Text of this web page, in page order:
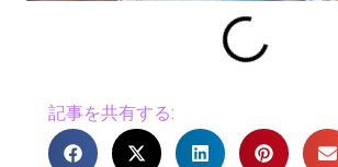
記事を共有する: